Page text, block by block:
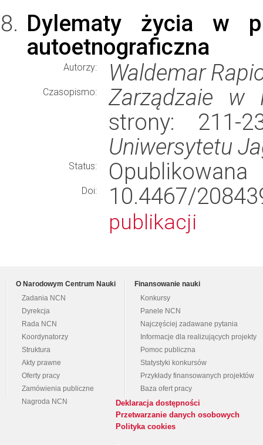
Dylematy życia w
autoetnograficzna
Autorzy: Waldemar
Czasopismo:
Zarządzaie w
strony: 211-
Uniwersytetu
Status: Opublikowana
Doi: 10.4467/
publikacji
O Narodowym Centrum Nauki
Zadania NCN
Dyrekcja
Rada NCN
Koordynatorzy
Struktura
Akty prawne
Oferty pracy
Zamówienia publiczne
Nagroda NCN
Finansowanie nauki
Konkursy
Panele NCN
Najczęściej zadawane pytania
Informacje dla realizujących projekty
Pomoc publiczna
Statystyki konkursów
Przykłady finansowanych projektów
Baza ofert pracy
Deklaracja dostępności
Przetwarzanie danych osobowych
Polityka cookies